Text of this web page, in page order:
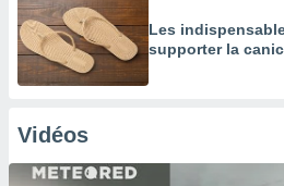
Les
supporter la
Vidéos